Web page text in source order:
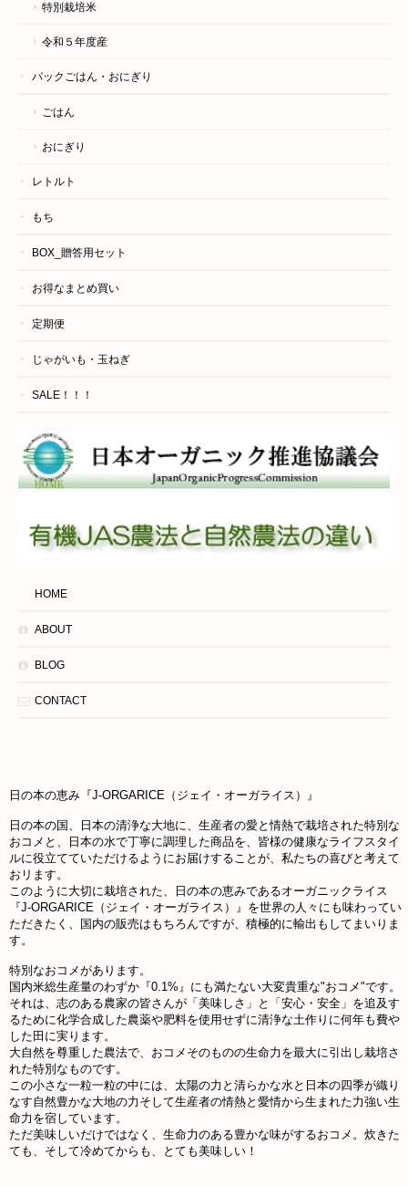
特別栽培米
令和５年度産
パックごはん・おにぎり
ごはん
おにぎり
レトルト
もち
BOX_贈答用セット
お得なまとめ買い
定期便
じゃがいも・玉ねぎ
SALE！！！
HOME
ABOUT
BLOG
CONTACT
日の本の恵み『J-ORGARICE（ジェイ・オーガライス）』
日の本の国、日本の清浄な大地に、生産者の愛と情熱で栽培された特別な
おコメと、日本の水で丁寧に調理した商品を、皆様の健康なライフスタイ
ルに役立てていただけるようにお届けすることが、私たちの喜びと考えて
おリます。
このように大切に栽培された、日の本の恵みであるオーガニックライス
『J-ORGARICE（ジェイ・オーガライス）』を世界の人々にも味わってい
ただきたく、国内の販売はもちろんですが、積極的に輸出もしてまいりま
す。
特別なおコメがあります。
国内米総生産量のわずか『0.1%』にも満たない大変貴重な"おコメ"です。
それは、志のある農家の皆さんが「美味しさ」と「安心・安全」を追及す
るために化学合成した農薬や肥料を使用せずに清浄な土作りに何年も費や
した田に実ります。
大自然を尊重した農法で、おコメそのものの生命力を最大に引出し栽培さ
れた特別なものです。
この小さな一粒一粒の中には、太陽の力と清らかな水と日本の四季が織り
なす自然豊かな大地の力そして生産者の情熱と愛情から生まれた力強い生
命力を宿しています。
ただ美味しいだけではなく、生命力のある豊かな味がするおコメ。炊きた
ても、そして冷めてからも、とても美味しい！